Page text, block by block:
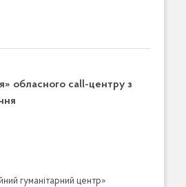
обласного call-центру з
гуманітарний центр»